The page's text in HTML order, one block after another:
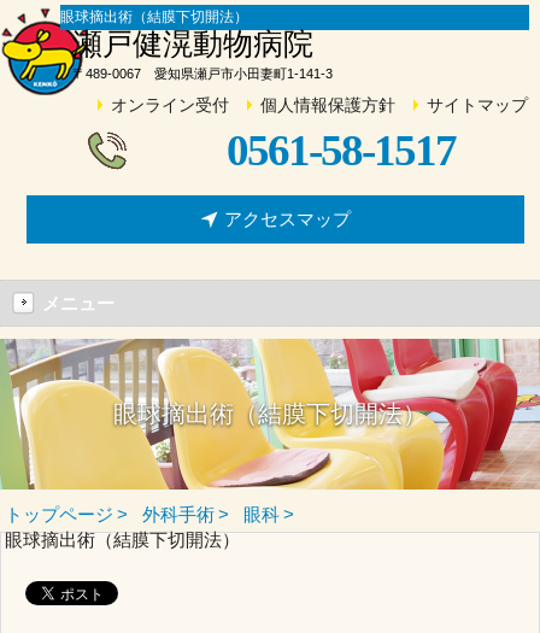
眼球摘出術（結膜下切開法）
瀬戸健滉動物病院
〒489-0067 愛知県瀬戸市小田妻町1-141-3
オンライン受付 個人情報保護方針 サイトマップ
0561-58-1517
アクセスマップ
メニュー
眼球摘出術（結膜下切開法）
トップページ 外科手術
眼科
眼球摘出術（結膜下切開法）